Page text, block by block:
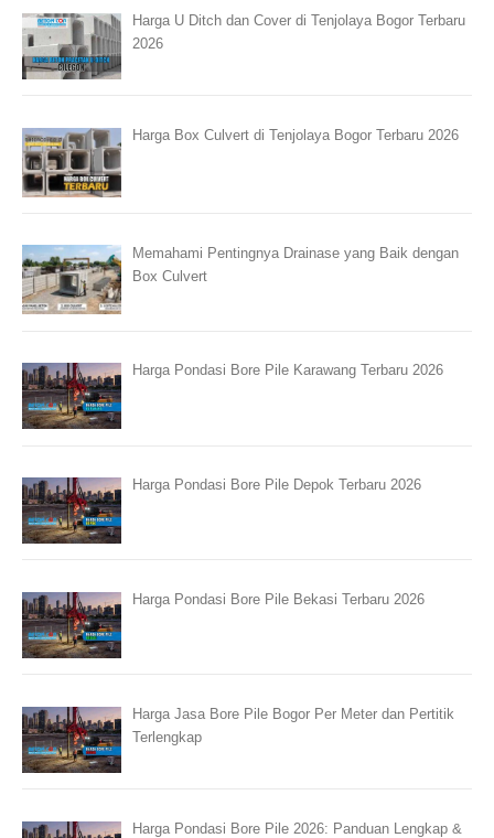
Harga U Ditch dan Cover di Tenjolaya Bogor Terbaru
2026
Harga Box Culvert di Tenjolaya Bogor Terbaru 2026
Memahami Pentingnya Drainase yang Baik dengan
Box Culvert
Harga Pondasi Bore Pile Karawang Terbaru 2026
Harga Pondasi Bore Pile Depok Terbaru 2026
Harga Pondasi Bore Pile Bekasi Terbaru 2026
Harga Jasa Bore Pile Bogor Per Meter dan Pertitik
Terlengkap
Harga Pondasi Bore Pile 2026: Panduan Lengkap &